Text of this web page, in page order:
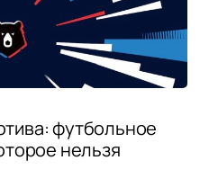
футбольное
нельзя